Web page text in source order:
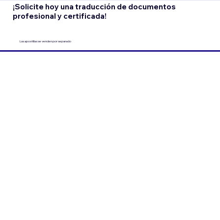
¡Solicite hoy una traducción de documentos
profesional y certificada!
Las apostillas se venden por separado